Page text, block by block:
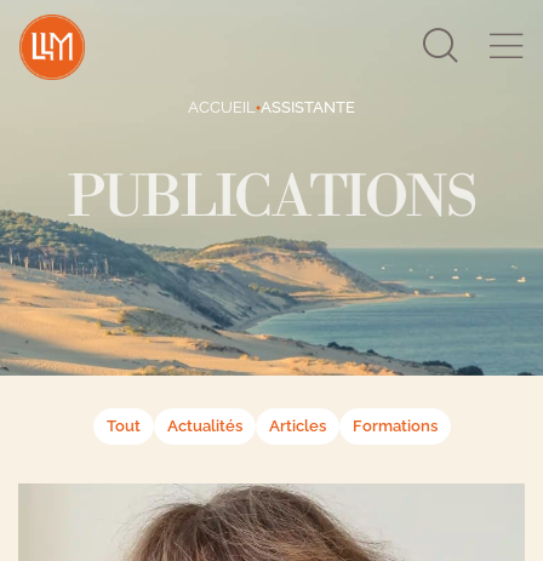
Search
for:
ACCUEIL●ASSISTANTE
PUBLICATIONS
Tout Actualités Articles Formations